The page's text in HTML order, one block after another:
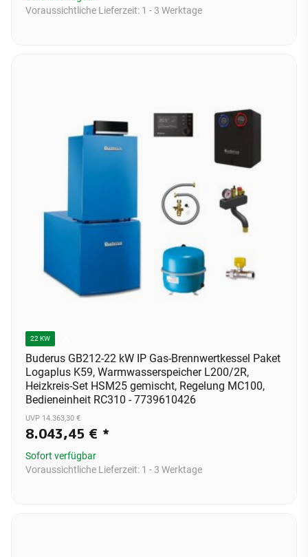
Voraussichtliche Lieferzeit: 1 - 3 Werktage
22 KW
Buderus GB212-22 kW IP Gas-Brennwertkessel Paket
Logaplus K59, Warmwasserspeicher L200/2R,
Heizkreis-Set HSM25 gemischt, Regelung MC100,
Bedieneinheit RC310 - 7739610426
UVP 14.363,30 €
8.043,45 € *
Sofort verfügbar
Voraussichtliche Lieferzeit: 1 - 3 Werktage